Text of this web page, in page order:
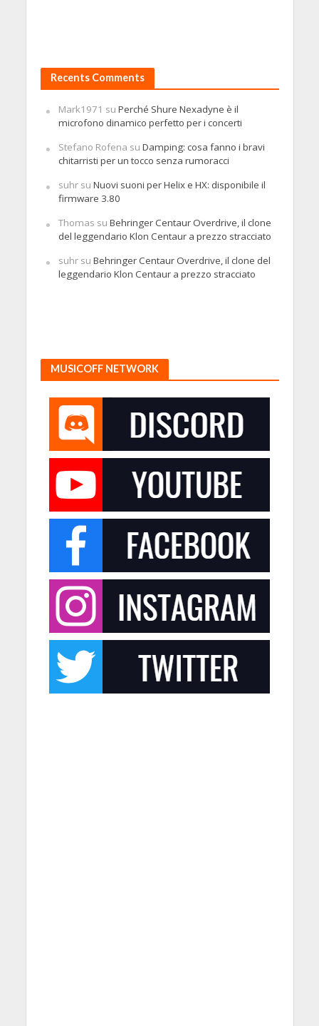
Recents Comments
Mark1971 su Perché Shure Nexadyne è il
microfono dinamico perfetto per i concerti
Stefano Rofena su Damping: cosa fanno i bravi
chitarristi per un tocco senza rumoracci
suhrsu Nuovi suoni per Helix e HX: disponibile il
firmware 3.80
Thomas su Behringer Centaur Overdrive, il clone
del leggendario Klon Centaur a prezzo stracciato
suhrsu Behringer Centaur Overdrive, il clone del
leggendario Klon Centaur a prezzo stracciato
MUSICOFF NETWORK